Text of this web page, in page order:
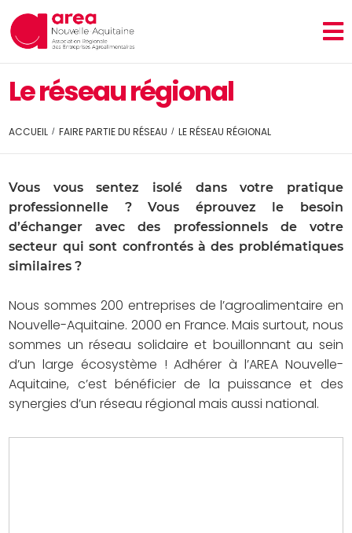
Le réseau régional
ACCUEIL FAIRE PARTIE DU RÉSEAU LE RÉSEAU RÉGIONAL
Vous vous sentez isolé dans votre pratique
professionnelle ? Vous éprouvez le besoin
d’échanger avec des professionnels de votre
secteur qui sont confrontés à des problématiques
similaires ?
Nous sommes 200 entreprises de l’agroalimentaire en
Nouvelle-Aquitaine. 2000 en France. Mais surtout, nous
sommes un réseau solidaire et bouillonnant au sein
d’un large écosystème ! Adhérer à l’AREA Nouvelle-
Aquitaine, c’est bénéficier de la puissance et des
synergies d’un réseau régional mais aussi national.